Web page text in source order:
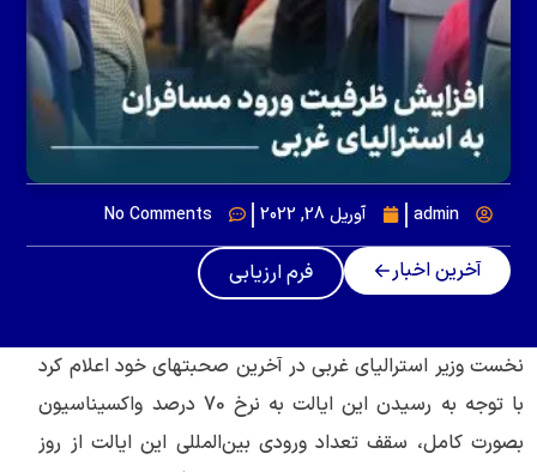
admin آوریل 28, 2022 No Comments
آخرین اخبار فرم ارزیابی
نخست وزیر استرالیای غربی در آخرین صحبتهای خود اعلام کرد
با توجه به رسیدن این ایالت به نرخ 70 درصد واکسیناسیون
بصورت کامل، سقف تعداد ورودی بین‌المللی این ایالت از روز